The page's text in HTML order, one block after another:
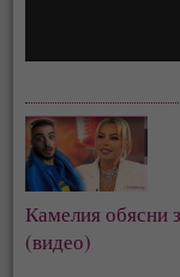
Камелия обясни
(видео)